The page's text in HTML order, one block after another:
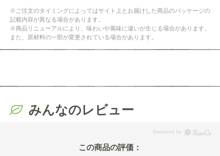
※ご注文のタイミングによってはサイト上とお届けした商品のパッケージの
記載内容が異なる場合があります。
※商品リニューアルにより、味わいや風味に違いが生じる場合があります。
また、原材料の一部が変更されている場合があります。
みんなのレビュー